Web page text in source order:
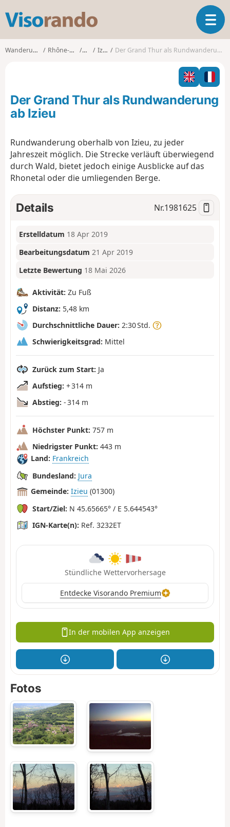
s
o
o
T
o
l
n
a
t
Wanderungen Rhône-Alpes Ain Izieu Der Grand Thur als Rundwanderung ab Izieu
Der Grand Thur als Rundwanderung
ab Izieu
Rundwanderung oberhalb von Izieu, zu jeder
Jahreszeit möglich. Die Strecke verläuft überwiegend
durch Wald, bietet jedoch einige Ausblicke auf das
Rhonetal oder die umliegenden Berge.
Details Nr.1981625
Erstelldatum 18 Apr 2019
Bearbeitungsdatum 21 Apr 2019
Letzte Bewertung 18 Mai 2026
Aktivität: Zu Fuß
Distanz: 5,48 km
Durchschnittliche Dauer: 2:30 Std.
Schwierigkeitsgrad: Mittel
Zurück zum Start: Ja
Aufstieg: + 314 m
Abstieg: - 314 m
Höchster Punkt: 757 m
Niedrigster Punkt: 443 m
Land: Frankreich
Bundesland: Jura
Gemeinde: Izieu (01300)
Start/Ziel: N 45.65665° / E 5.644543°
IGN-Karte(n): Ref. 3232ET
Stündliche Wettervorhersage
Entdecke Visorando Premium
In der mobilen App anzeigen
Fotos